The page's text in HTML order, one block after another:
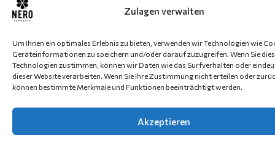
Zulagen verwalten
Um Ihnen ein optimales Erlebnis zu bieten, verwenden wir Technologien wie
Geräteinformationen zu speichern und/oder darauf zuzugreifen. Wenn Sie
Technologien zustimmen, können wir Daten wie das Surfverhalten oder
dieser Website verarbeiten. Wenn Sie Ihre Zustimmung nicht erteilen oder
können bestimmte Merkmale und Funktionen beeinträchtigt werden.
Akzeptieren